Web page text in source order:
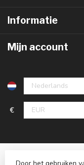
Informatie
Mijn account
€